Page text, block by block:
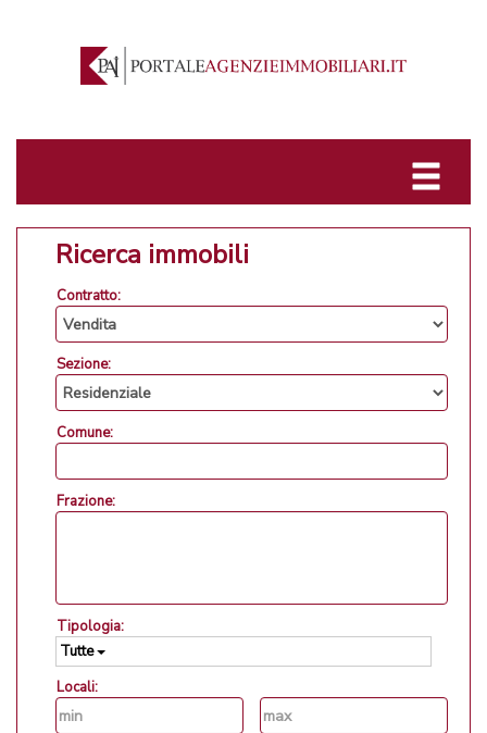
Ricerca immobili
Contratto:
Sezione:
Comune:
Frazione:
Tipologia:
Tutte
Locali: